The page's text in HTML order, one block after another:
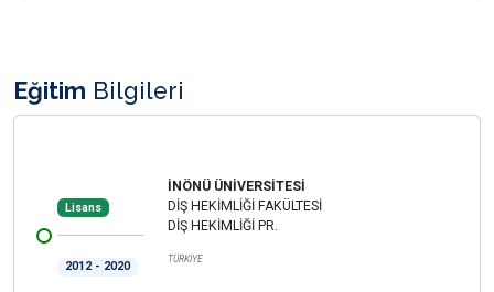
Eğitim Bilgileri
Lisans
2012 - 2020
İNÖNÜ ÜNİVERSİTESİ
DİŞ HEKİMLİĞİ FAKÜLTESİ
DİŞ HEKİMLİĞİ PR.
TÜRKİYE